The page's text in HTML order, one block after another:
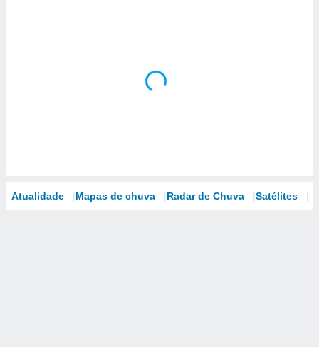
Atualidade Mapas de chuva Radar de Chuva Satélites